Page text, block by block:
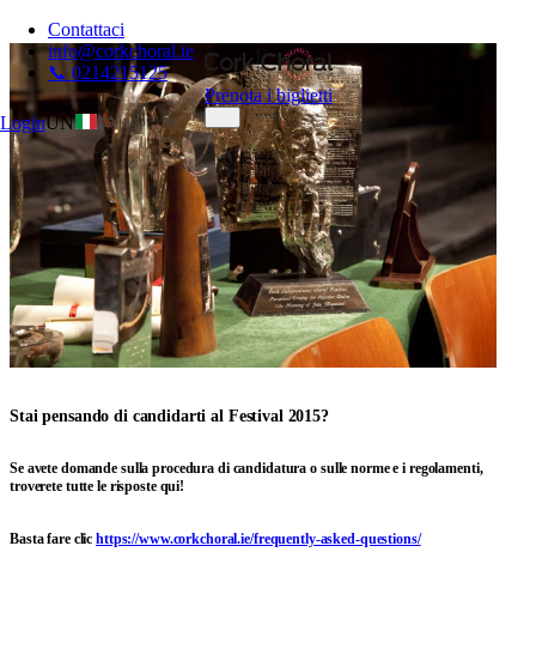
Contattaci
info@corkchoral.ie
📞 0214215125
LoginUN
Italian
English
Bulgarian
Czech
Danish
German
Greek
Spanish
Hungarian
Polish
Portuguese
Prenota i biglietti
Stai pensando di candidarti al Festival 2015?
Se avete domande sulla procedura di candidatura o sulle norme e i regolamenti,
troverete tutte le risposte qui!
Basta fare clichttps://www.corkchoral.ie/frequently-asked-questions/